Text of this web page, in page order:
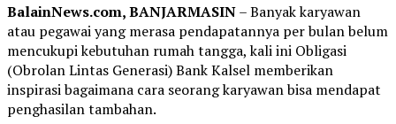
BalainNews.com, BANJARMASIN– Banyak karyawan
atau pegawai yang merasa pendapatannya per bulan belum
mencukupi kebutuhan rumah tangga, kali ini Obligasi
(Obrolan Lintas Generasi) Bank Kalsel memberikan
inspirasi bagaimana cara seorang karyawan bisa mendapat
penghasilan tambahan.